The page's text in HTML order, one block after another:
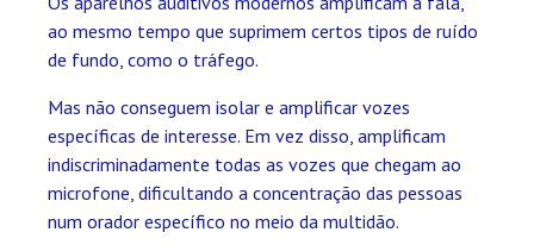
ao mesmo tempo que suprimem certos tipos de ruído
de fundo, como o tráfego.
Mas não conseguem isolar e amplificar vozes
específicas de interesse. Em vez disso, amplificam
indiscriminadamente todas as vozes que chegam ao
microfone, dificultando a concentração das pessoas
num orador específico no meio da multidão.